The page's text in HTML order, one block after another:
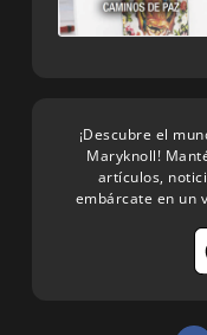
¡Descubre el
Maryknoll!
artículos,
embárcate en un